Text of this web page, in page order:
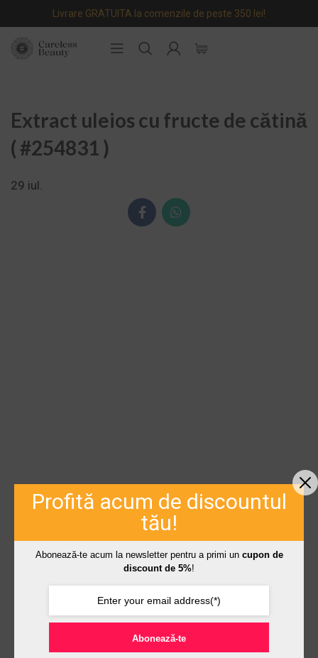
Livrare GRATUITA la comenzile de peste 350 lei!
Extract uleios cu fructe de cătină
( #254831 )
29 iul.
Profită acum de discountul
tău!
Abonează-te acum la newsletter pentru a primi un cupon de
discount de 5%!
Abonează-te